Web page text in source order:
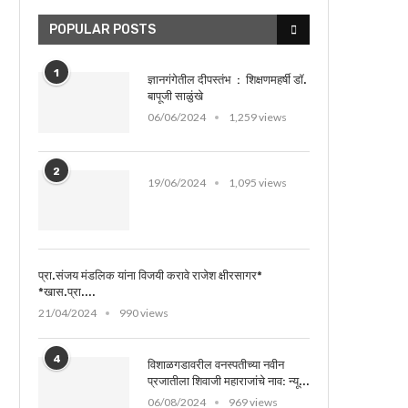
POPULAR POSTS
1
ज्ञानगंगेतील दीपस्तंभ : शिक्षणमहर्षी डॉ.
बापूजी साळुंखे
06/06/2024
1,259 views
2
19/06/2024 1,095 views
प्रा.संजय मंडलिक यांना विजयी करावे राजेश क्षीरसागर*
*खास.प्रा....
21/04/2024
990 views
4
विशाळगडावरील वनस्पतीच्या नवीन
प्रजातीला शिवाजी महाराजांचे नाव: न्यू...
06/08/2024
969 views